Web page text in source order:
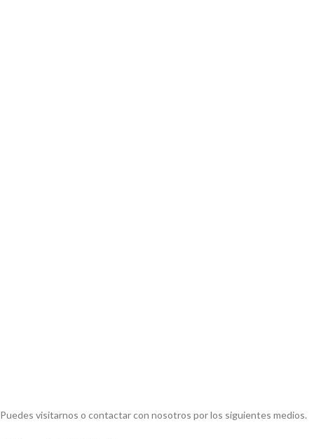
Puedes visitarnos o contactar con nosotros por los siguientes medios.